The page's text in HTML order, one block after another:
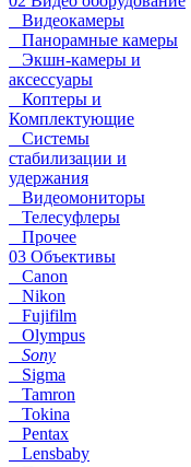
Видеокамеры
Панорамные камеры
Экшн-камеры и
аксессуары
Коптеры и
Комплектующие
Системы
стабилизации и
удержания
Видеомониторы
Телесуфлеры
Прочее
03 Объективы
Canon
Nikon
Fujifilm
Olympus
Sony
Sigma
Tamron
Tokina
Pentax
Lensbaby